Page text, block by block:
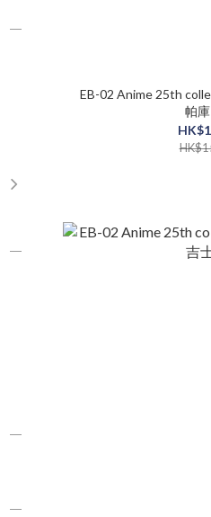
EB-02 Anime 25th
帕庫